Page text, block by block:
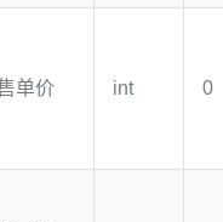
单价 int 0